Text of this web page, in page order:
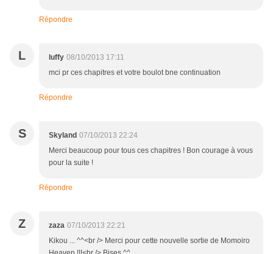
Répondre
L luffy 08/10/2013 17:11
mci pr ces chapitres et votre boulot bne continuation
Répondre
S Skyland 07/10/2013 22:24
Merci beaucoup pour tous ces chapitres ! Bon courage à vous
pour la suite !
Répondre
Z zaza 07/10/2013 22:21
Kikou ... ^^<br /> Merci pour cette nouvelle sortie de Momoiro